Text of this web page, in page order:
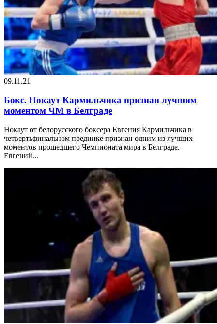
09.11.21
Бокс. Нокаут Кармильчика признан лучшим
моментом ЧМ в Белграде
Нокаут от белорусского боксера Евгения Кармильчика в
четвертьфинальном поединке признан одним из лучших
моментов прошедшего Чемпионата мира в Белграде.
Евгений...